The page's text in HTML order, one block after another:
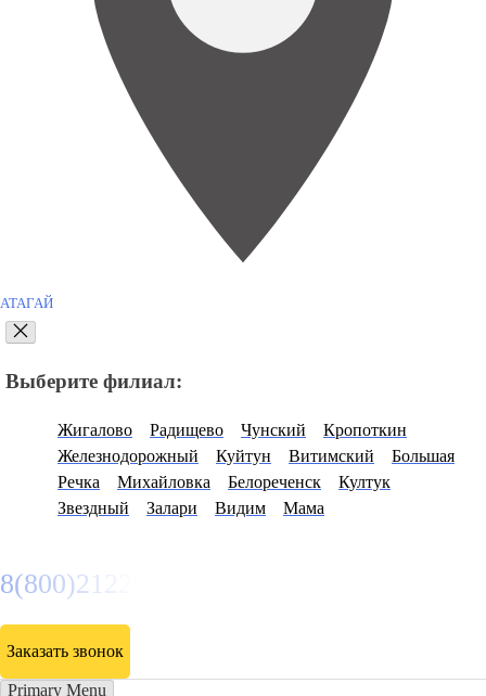
АТАГАЙ
Выберите филиал:
Жигалово Радищево Чунский
Кропоткин
Железнодорожный
Куйтун Витимский
Большая
Речка
Михайловка Белореченск
Култук
Звездный
Залари Видим Мама
8(800)2122558
Заказать звонок
Primary Menu